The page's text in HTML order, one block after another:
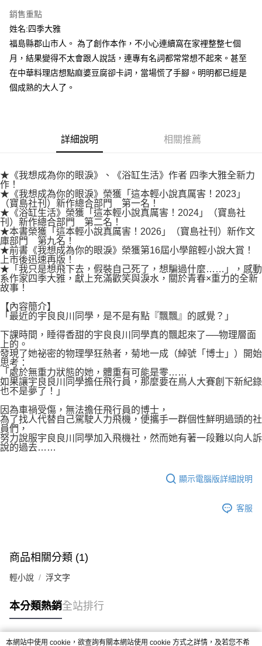
※ 請注意：結帳手續完成當下不需立刻繳費，但若您需要取消訂單，請聯絡
購買商品的店家。未經商家同意取消之訂單仍視為有效，需透過AFTEE先享
後付繳納相關費用。
※ 交易是否成功請以「AFTEE先享後付 」之結帳頁面顯示為準，若有關於
是否繳費成功／繳費後需取消欲退款等相關疑問，請聯繫「AFTEE先享後付
【注意事項】
https://aftee.tw/terms/#terms3
３．未成年的使用者請事先徵得法定代理人或監護人之同意方可使用
任。
４．使用「AFTEE先享後付」時，將依據個別帳號之用戶狀況，依本公司即
時審查核予不同之上限額度；若仍有額度不足之情形，本公司將視審查結果
請求用戶進行身份認證。
５．嚴禁一人註冊多個帳號或使用他人資訊註冊。若發現惡意使用之情形，
恩沛科技股份有限公司將有權停止該用戶之使用額度並採取法律行動。
每筆NT$80，滿NT$500(含以上)免運費
付款後萊爾富取貨
每筆NT$80，滿NT$500(含以上)免運費
7-11取貨付款
每筆NT$80，滿NT$500(含以上)免運費
每筆NT$100，滿NT$800(含以上)免運費
國家/地區配送 查看運費
銷售重點
姓名:四季大雅
福島縣郡山市人。 為了創作本作，不小心連續窩在家裡整整七個
月，結果變得不太會跟人說話，連專有名詞都常常想不起來。甚至
在中華料理店想點麻婆豆腐卻卡詞，當場慌了手腳。明明都已經是
個成熟的大人了。
詳細說明 相關推薦
★《我想成為你的眼淚》、《浴缸生活》作者 四季大雅全新力
作！
★《我想成為你的眼淚》榮獲「這本輕小說真厲害！2023」
（寶島社刊）新作總合部門 第一名！
★《浴缸生活》榮獲「這本輕小說真厲害！2024」（寶島社
刊）新作總合部門 第二名！
★本書榮獲「這本輕小說真厲害！2026」（寶島社刊）新作文
庫部門 第九名！
★前書《我想成為你的眼淚》榮獲第16屆小學館輕小說大賞！
上市後迅速再版！
★「我只是想飛下去，假裝自己死了，想騙過什麼……」，感動
系作家四季大雅，獻上充滿歡笑與淚水，關於青春×重力的全新
故事！
【內容簡介】
「最近的宇良良川同學，是不是有點『飄飄』的感覺？」
下課時間，睡得香甜的宇良良川同學真的飄起來了──物理層面
上的。
發現了她祕密的物理學狂熱者，菊地一成（綽號「博士」）開始
思考：
「處於無重力狀態的她，體重有可能是零……
如果讓宇良良川同學擔任飛行員，那麼要在鳥人大賽創下新紀錄
也不是夢了！」
因為車禍受傷，無法擔任飛行員的博士，
為了找人代替自己駕駛人力飛機，便攜手一群個性鮮明過頭的社
員們，
努力說服宇良良川同學加入飛機社，然而她有著一段難以向人訴
說的過去……
顯示電腦版詳細說明
客服
商品相關分類 (1)
輕小說 浮文字
本分類熱銷全站排行
本網站中使用 cookie，欲查詢有關本網站使用 cookie 方式之詳情，及若您不希